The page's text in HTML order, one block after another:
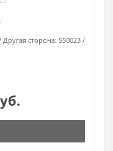
Другая сторона: SS0023